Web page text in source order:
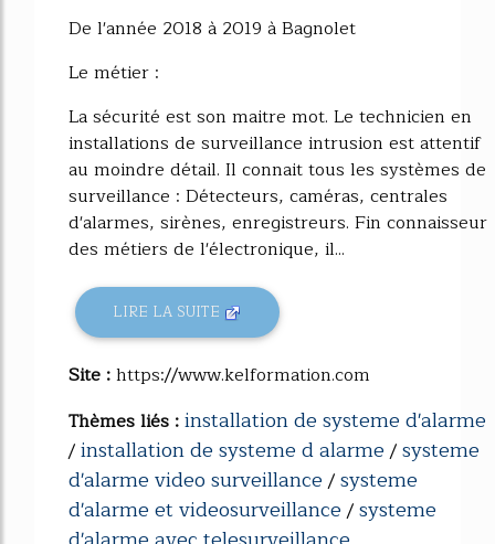
De l'année 2018 à 2019 à Bagnolet
Le métier :
La sécurité est son maitre mot. Le technicien en
installations de surveillance intrusion est attentif
au moindre détail. Il connait tous les systèmes de
surveillance : Détecteurs, caméras, centrales
d'alarmes, sirènes, enregistreurs. Fin connaisseur
des métiers de l'électronique, il...
LIRE LA SUITE
Site :https://www.kelformation.com
Thèmes liés :installation de systeme d'alarme
/installation de systeme d alarme/systeme
d'alarme video surveillance/systeme
d'alarme et videosurveillance/systeme